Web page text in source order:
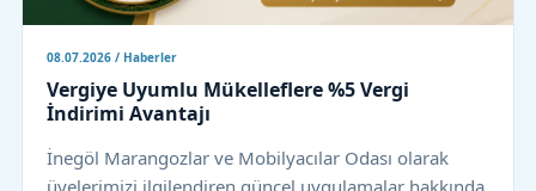
08.07.2026 / Haberler
Vergiye Uyumlu Mükelleflere %5 Vergi
İndirimi Avantajı
İnegöl Marangozlar ve Mobilyacılar Odası olarak